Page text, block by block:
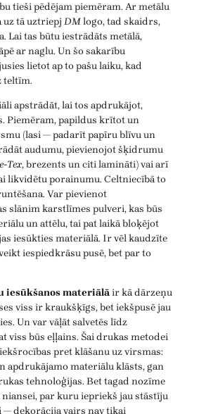
tieši pēdējam piemēram. Ar metālu
uz tā uztriepj DMlogo, tad skaidrs,
Lai tas būtu iestrādāts metālā,
ar naglu. Un šo sakarību
lietot ap to pašu laiku, kad
teltīm.
apstrādāt, lai tos apdrukājot,
Piemēram, papildus krītot un
(lasi — padarīt papīru blīvu un
audumu, pievienojot šķidrumu
Tex, brezents un citi lamināti) vai arī
likvidētu porainumu. Celtniecībā to
Var pievienot
slānim karstlīmes pulveri, kas būs
un attēlu, tai pat laikā bloķējot
iesūkties materiālā. Ir vēl kaudzīte
iespiedkrāsu pusē, bet par to
iesūkšanos materiālāir kā dārzeņu
viss ir kraukšķīgs, bet iekšpusē jau
Un var vāļāt salvetēs līdz
viss būs eļļains. Šai drukas metodei
pret klāšanu uz virsmas:
apdrukājamo materiālu klāsts, gan
tehnoloģijas. Bet tagad nozīme
par kuru iepriekš jau stāstīju
dekorācija vairs nav tikai